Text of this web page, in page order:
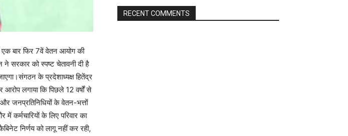
एक बार फिर 7वें वेतन आयोग की
ने सरकार को स्पष्ट चेतावनी दी है
के प्रदेशाध्यक्ष हितेंद्र
लगाया कि पिछले 12 वर्षों से
जनप्रतिनिधियों के वेतन-भत्तों
में कर्मचारियों के लिए परिवार का
निर्णय को लागू नहीं कर रही,
RECENT COMMENTS